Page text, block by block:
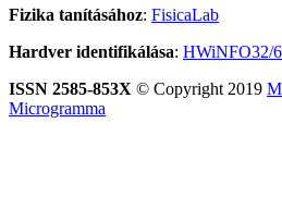
Fizika tanításához: FisicaLab
Hardver identifikálása: HWiNFO32/
ISSN 2585-853X © Copyright 2019
Microgramma